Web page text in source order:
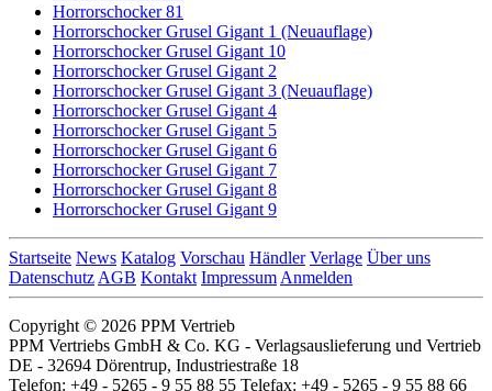
Horrorschocker 81
Horrorschocker Grusel Gigant 1 (Neuauflage)
Horrorschocker Grusel Gigant 10
Horrorschocker Grusel Gigant 2
Horrorschocker Grusel Gigant 3 (Neuauflage)
Horrorschocker Grusel Gigant 4
Horrorschocker Grusel Gigant 5
Horrorschocker Grusel Gigant 6
Horrorschocker Grusel Gigant 7
Horrorschocker Grusel Gigant 8
Horrorschocker Grusel Gigant 9
Startseite News Katalog Vorschau Händler Verlage Über uns
Datenschutz AGB Kontakt Impressum Anmelden
Copyright © 2026 PPM Vertrieb
PPM Vertriebs GmbH & Co. KG - Verlagsauslieferung und Vertrieb
DE - 32694 Dörentrup, Industriestraße 18
Telefon: +49 - 5265 - 9 55 88 55 Telefax: +49 - 5265 - 9 55 88 66